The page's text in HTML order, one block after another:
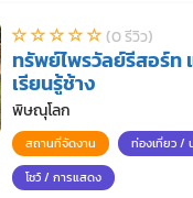
(0 รีวิว)
ทรัพย์ไพรวัลย์รีสอร์ท
เรียนรู้ช้าง
พิษณุโลก
สถานที่จัดงาน ท่องเที่ยว /
โชว์ / การแสดง